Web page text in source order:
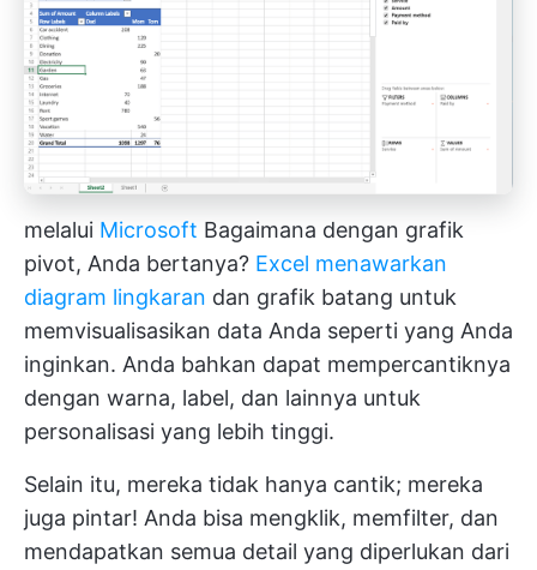
melalui Microsoft Bagaimana dengan grafik
pivot, Anda bertanya? Excel menawarkan
diagram lingkaran dan grafik batang untuk
memvisualisasikan data Anda seperti yang Anda
inginkan. Anda bahkan dapat mempercantiknya
dengan warna, label, dan lainnya untuk
personalisasi yang lebih tinggi.
Selain itu, mereka tidak hanya cantik; mereka
juga pintar! Anda bisa mengklik, memfilter, dan
mendapatkan semua detail yang diperlukan dari